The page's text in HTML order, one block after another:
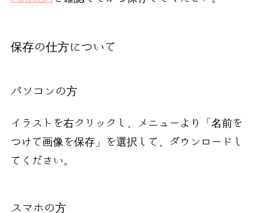
保存の仕方について
パソコンの方
イラストを右クリックし、メニューより「名前を
つけて画像を保存」を選択して、ダウンロードし
てください。
スマホの方